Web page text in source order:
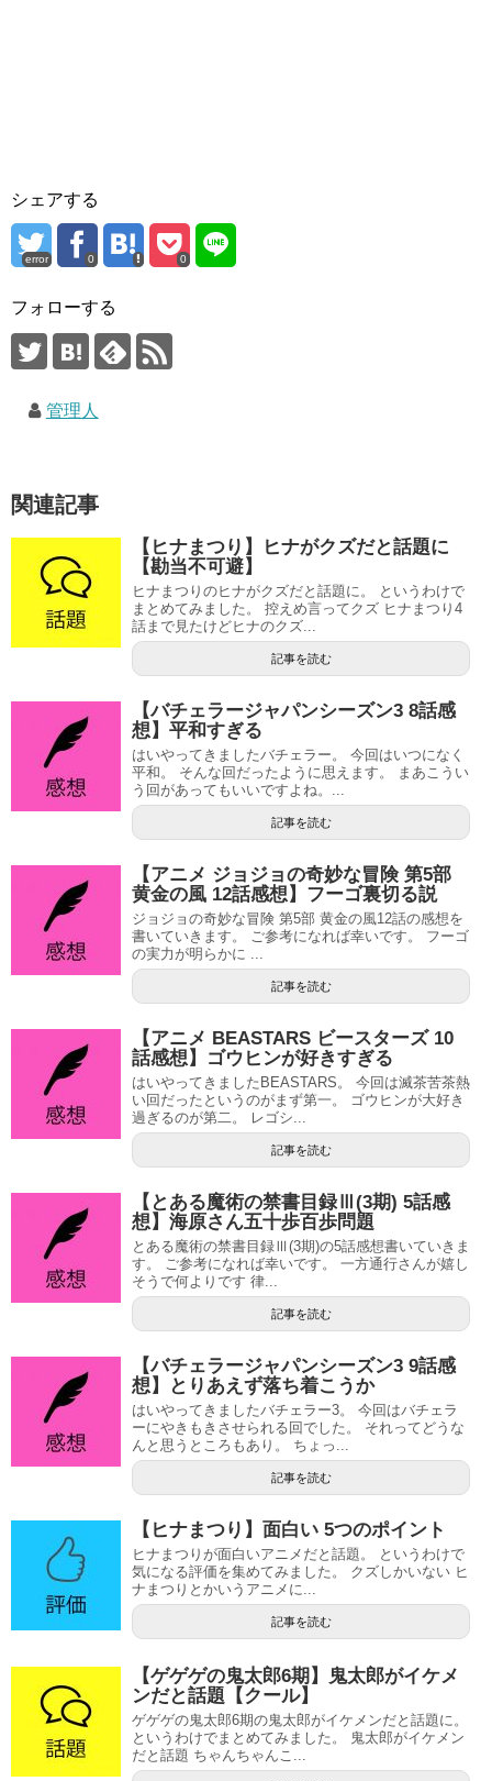
シェアする
error 0 0
フォローする
管理人
関連記事
【ヒナまつり】ヒナがクズだと話題に
【勘当不可避】
ヒナまつりのヒナがクズだと話題に。 というわけで
まとめてみました。 控えめ言ってクズ ヒナまつり4
話まで見たけどヒナのクズ...
記事を読む
【バチェラージャパンシーズン3 8話感
想】平和すぎる
はいやってきましたバチェラー。 今回はいつになく
平和。 そんな回だったように思えます。 まあこうい
う回があってもいいですよね。...
記事を読む
【アニメ ジョジョの奇妙な冒険 第5部
黄金の風 12話感想】フーゴ裏切る説
ジョジョの奇妙な冒険 第5部 黄金の風12話の感想を
書いていきます。 ご参考になれば幸いです。 フーゴ
の実力が明らかに ...
記事を読む
【アニメ BEASTARS ビースターズ 10
話感想】ゴウヒンが好きすぎる
はいやってきましたBEASTARS。 今回は滅茶苦茶熱
い回だったというのがまず第一。 ゴウヒンが大好き
過ぎるのが第二。 レゴシ...
記事を読む
【とある魔術の禁書目録Ⅲ(3期) 5話感
想】海原さん五十歩百歩問題
とある魔術の禁書目録Ⅲ(3期)の5話感想書いていきま
す。 ご参考になれば幸いです。 一方通行さんが嬉し
そうで何よりです 律...
記事を読む
【バチェラージャパンシーズン3 9話感
想】とりあえず落ち着こうか
はいやってきましたバチェラー3。 今回はバチェラ
ーにやきもきさせられる回でした。 それってどうな
んと思うところもあり。 ちょっ...
記事を読む
【ヒナまつり】面白い 5つのポイント
ヒナまつりが面白いアニメだと話題。 というわけで
気になる評価を集めてみました。 クズしかいない ヒ
ナまつりとかいうアニメに...
記事を読む
【ゲゲゲの鬼太郎6期】鬼太郎がイケメ
ンだと話題【クール】
ゲゲゲの鬼太郎6期の鬼太郎がイケメンだと話題に。
というわけでまとめてみました。 鬼太郎がイケメン
だと話題 ちゃんちゃんこ...